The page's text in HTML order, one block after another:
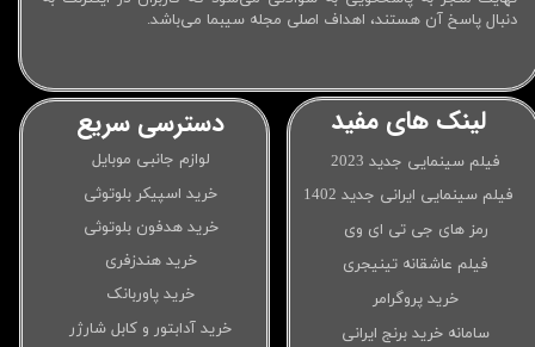
دنبال پاسخ آن هستند، اهداف اصلی مجله سیبما می‌باشد.
دسترسی سریع
لوازم جانبی موبایل
خرید اسپیکر بلوتوثی
خرید هدفون بلوتوثی
خرید هندزفری
خرید پاوربانک
خرید آدابتور و کابل شارژر
لینک های مفید
فیلم سینمایی جدید 2023
فیلم سینمایی ایرانی جدید 1402
رمز های جی تی ای وی
فیلم عاشقانه تینیجری
خرید پروگرامر
سامانه خرید برنج ایرانی